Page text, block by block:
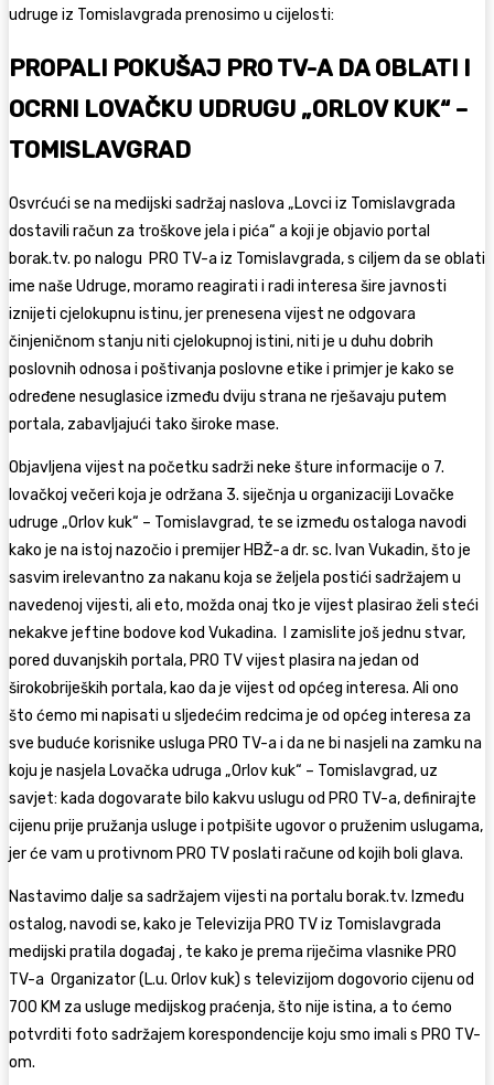
udruge iz Tomislavgrada prenosimo u cijelosti:
PROPALI POKUŠAJ PRO TV-A DA OBLATI I
OCRNI LOVAČKU UDRUGU „ORLOV KUK“ –
TOMISLAVGRAD
Osvrćući se na medijski sadržaj naslova „Lovci iz Tomislavgrada
dostavili račun za troškove jela i pića“ a koji je objavio portal
borak.tv. po nalogu PRO TV-a iz Tomislavgrada, s ciljem da se oblati
ime naše Udruge, moramo reagirati i radi interesa šire javnosti
iznijeti cjelokupnu istinu, jer prenesena vijest ne odgovara
činjeničnom stanju niti cjelokupnoj istini, niti je u duhu dobrih
poslovnih odnosa i poštivanja poslovne etike i primjer je kako se
određene nesuglasice između dviju strana ne rješavaju putem
portala, zabavljajući tako široke mase.
Objavljena vijest na početku sadrži neke šture informacije o 7.
lovačkoj večeri koja je održana 3. siječnja u organizaciji Lovačke
udruge „Orlov kuk“ – Tomislavgrad, te se između ostaloga navodi
kako je na istoj nazočio i premijer HBŽ-a dr. sc. Ivan Vukadin, što je
sasvim irelevantno za nakanu koja se željela postići sadržajem u
navedenoj vijesti, ali eto, možda onaj tko je vijest plasirao želi steći
nekakve jeftine bodove kod Vukadina. I zamislite još jednu stvar,
pored duvanjskih portala, PRO TV vijest plasira na jedan od
širokobrijeških portala, kao da je vijest od općeg interesa. Ali ono
što ćemo mi napisati u sljedećim redcima je od općeg interesa za
sve buduće korisnike usluga PRO TV-a i da ne bi nasjeli na zamku na
koju je nasjela Lovačka udruga „Orlov kuk“ – Tomislavgrad, uz
savjet: kada dogovarate bilo kakvu uslugu od PRO TV-a, definirajte
cijenu prije pružanja usluge i potpišite ugovor o pruženim uslugama,
jer će vam u protivnom PRO TV poslati račune od kojih boli glava.
Nastavimo dalje sa sadržajem vijesti na portalu borak.tv. Između
ostalog, navodi se, kako je Televizija PRO TV iz Tomislavgrada
medijski pratila događaj , te kako je prema riječima vlasnike PRO
TV-a Organizator (L.u. Orlov kuk) s televizijom dogovorio cijenu od
700 KM za usluge medijskog praćenja, što nije istina, a to ćemo
potvrditi foto sadržajem korespondencije koju smo imali s PRO TV-
om.